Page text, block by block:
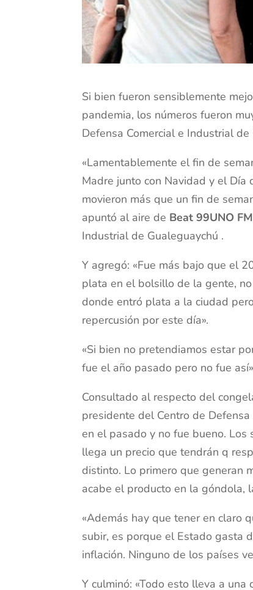
Si bien fueron sensiblemente
pandemia, los números fueron
Defensa Comercial e Industrial de
«Lamentablemente el fin de
Madre junto con Navidad y el
movieron más que un fin de
apuntó al aire de Beat 99UNO FM
Industrial de Gualeguaychú .
Y agregó: «Fue más bajo que el
plata en el bolsillo de la gente,
donde entró plata a la ciudad
repercusión por este día».
«Si bien no pretendiamos estar
fue el año pasado pero no fue
Consultado al respecto del
presidente del Centro de
en el pasado y no fue bueno.
llega un precio que tendrán q
distinto. Lo primero que generan
acabe el producto en la góndola,
«Además hay que tener en claro
subir, es porque el Estado gasta
inflación. Ninguno de los países
Y culminó: «Todo esto lleva a